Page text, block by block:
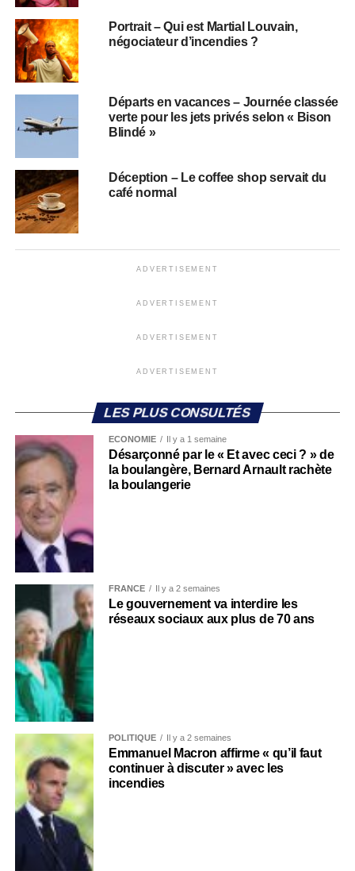
Portrait – Qui est Martial Louvain,
négociateur d’incendies ?
Départs en vacances – Journée classée
verte pour les jets privés selon « Bison
Blindé »
Déception – Le coffee shop servait du
café normal
ADVERTISEMENT
ADVERTISEMENT
ADVERTISEMENT
ADVERTISEMENT
LES PLUS CONSULTÉS
ECONOMIE Il y a 1 semaine
Désarçonné par le « Et avec ceci ? » de
la boulangère, Bernard Arnault rachète
la boulangerie
FRANCE Il y a 2 semaines
Le gouvernement va interdire les
réseaux sociaux aux plus de 70 ans
POLITIQUE Il y a 2 semaines
Emmanuel Macron affirme « qu’il faut
continuer à discuter » avec les
incendies